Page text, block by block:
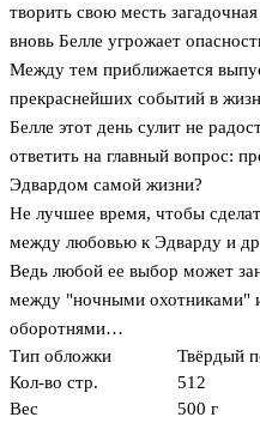
творить свою месть
вновь Белле угрожает
Между тем приближается
прекраснейших событий в
Белле этот день сулит не
ответить на главный вопрос:
Эдвардом самой жизни?
Не лучшее время, чтобы
между любовью к Эдварду и
Ведь любой ее выбор может
между "ночными охотниками"
оборотнями…
Тип обложки
Твёрдый
Кол-во стр.
512
Вес
500 г